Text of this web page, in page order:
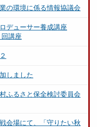
の環境に係る情報協議会
デューサー養成講座
回講座
しました
ふるさと保全検討委員会
会場にて、「守りたい秋